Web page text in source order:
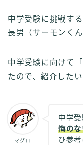
中学受験に挑戦す
長男（サーモンくん
中学受験に向けて「
たので、紹介したい
マグロ
中学
悔の
ひ参